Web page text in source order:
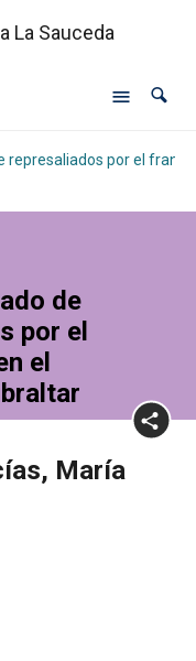
La Sauceda
represaliados por el
de
por el
el
María